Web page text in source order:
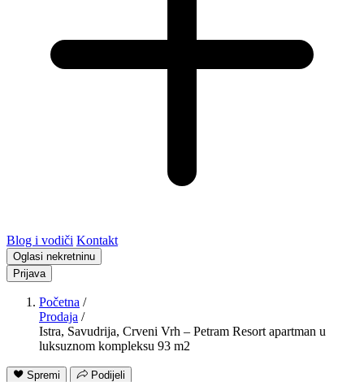
Blog i vodiči Kontakt
Oglasi nekretninu
Prijava
Početna /
Prodaja /
Istra, Savudrija, Crveni Vrh – Petram Resort apartman u
luksuznom kompleksu 93 m2
Spremi
Podijeli